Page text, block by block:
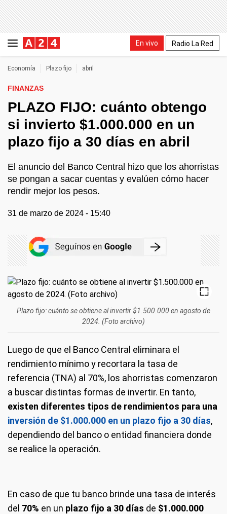
En vivo Radio La Red
Economía Plazo fijo abril
FINANZAS
PLAZO FIJO: cuánto obtengo
si invierto $1.000.000 en un
plazo fijo a 30 días en abril
El anuncio del Banco Central hizo que los ahorristas
se pongan a sacar cuentas y evalúen cómo hacer
rendir mejor los pesos.
31 de marzo de 2024 - 15:40
Plazo fijo: cuánto se obtiene al invertir $1.500.000 en agosto de
2024. (Foto archivo)
Luego de que el Banco Central eliminara el
rendimiento mínimo y recortara la tasa de
referencia (TNA) al 70%, los ahorristas comenzaron
a buscar distintas formas de invertir. En tanto,
existen diferentes tipos de rendimientos para una
inversión de $1.000.000 en un plazo fijo a 30 días,
dependiendo del banco o entidad financiera donde
se realice la operación.
En caso de que tu banco brinde una tasa de interés
del 70% en un plazo fijo a 30 días de $1.000.000